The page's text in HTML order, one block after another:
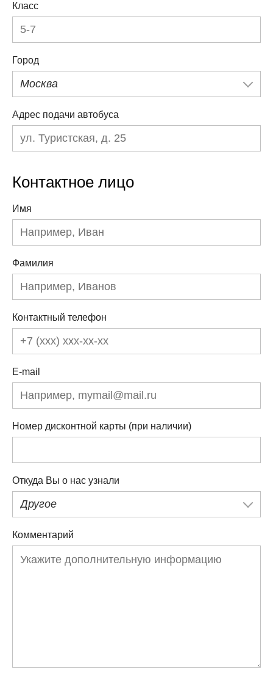
Класс
Город
Москва
Адрес подачи автобуса
Контактное лицо
Имя
Фамилия
Контактный телефон
E-mail
Номер дисконтной карты (при наличии)
Откуда Вы о нас узнали
Другое
Комментарий